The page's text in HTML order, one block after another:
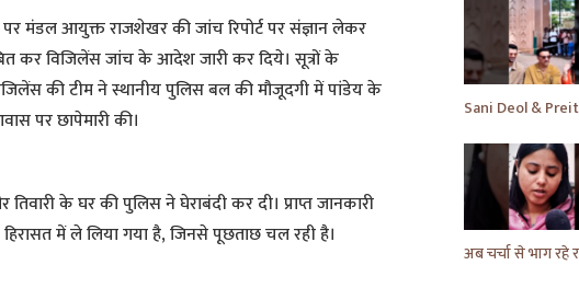
पर मंडल आयुक्त राजशेखर की जांच रिपोर्ट पर संज्ञान लेकर
कर विजिलेंस जांच के आदेश जारी कर दिये। सूत्रों के
की टीम ने स्थानीय पुलिस बल की मौजूदगी में पांडेय के
पर छापेमारी की।
के घर की पुलिस ने घेराबंदी कर दी। प्राप्त जानकारी
में ले लिया गया है, जिनसे पूछताछ चल रही है।